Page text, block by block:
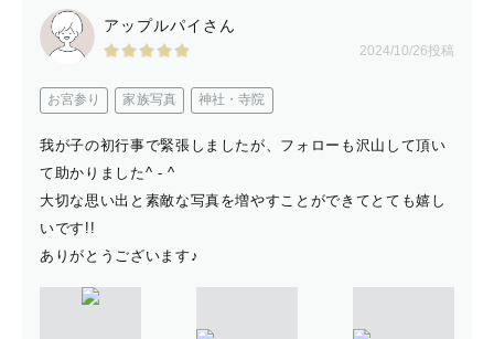
アップルパイさん
2024/10/26投稿
お宮参り 家族写真 神社・寺院
我が子の初行事で緊張しましたが、フォローも沢山して頂い
て助かりました^ - ^
大切な思い出と素敵な写真を増やすことができてとても嬉し
いです!!
ありがとうございます♪